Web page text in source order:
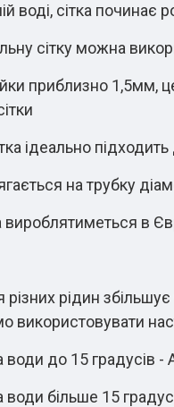
воді, сітка
сітку можна
приблизно 1,5мм,
ідеально
на трубку
вироблятиметься в
рідин
використовувати
води до 15 градусів
води більше 15